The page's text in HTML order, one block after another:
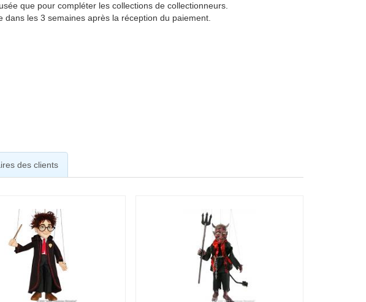
que pour compléter les collections de collectionneurs.
les 3 semaines après la réception du paiement.
des clients